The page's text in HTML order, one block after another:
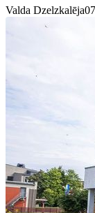
Valda Dzelzkalēja